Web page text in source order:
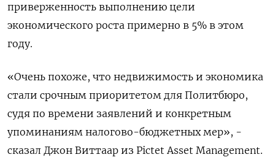
приверженность выполнению цели
экономического роста примерно в 5% в этом
году.
«Очень похоже, что недвижимость и экономика
стали срочным приоритетом для Политбюро,
судя по времени заявлений и конкретным
упоминаниям налогово-бюджетных мер», -
сказал Джон Виттаар из Pictet Asset Management.